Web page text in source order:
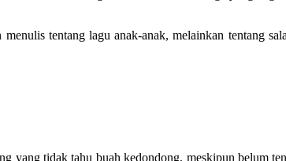
tentang lagu anak-anak, melainkan tentang
yang tidak tahu buah kedondong, meskipun belum